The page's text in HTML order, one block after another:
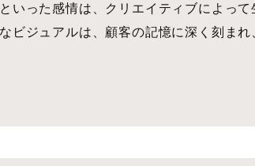
いった感情は、クリエイティブによっ
ビジュアルは、顧客の記憶に深く刻ま